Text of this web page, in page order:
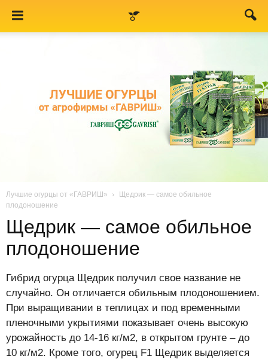
Лучшие огурцы от «ГАВРИШ»
Щедрик — самое обильное
плодоношение
Щедрик — самое обильное
плодоношение
Гибрид огурца Щедрик получил свое название не
случайно. Он отличается обильным плодоношением.
При выращивании в теплицах и под временными
пленочными укрытиями показывает очень высокую
урожайность до 14-16 кг/м2, в открытом грунте – до
10 кг/м2. Кроме того, огурец F1 Щедрик выделяется